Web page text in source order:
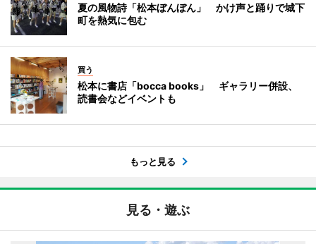
夏の風物詩「松本ぼんぼん」 かけ声と踊りで城下
町を熱気に包む
買う
松本に書店「bocca books」 ギャラリー併設、
読書会などイベントも
もっと見る
見る・遊ぶ